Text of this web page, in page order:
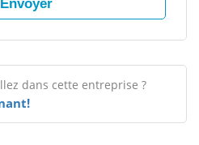
dans cette entreprise ?